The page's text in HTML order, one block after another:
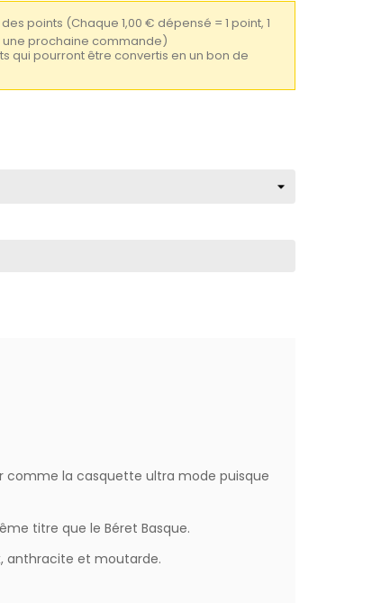
points (Chaque 1,00 € dépensé = 1 point, 1
une prochaine commande)
qui pourront être convertis en un bon de
la casquette ultra mode puisque
titre que le Béret Basque.
anthracite et moutarde.